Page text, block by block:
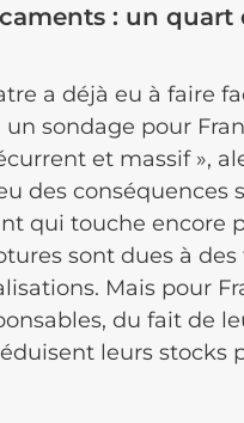
: un quart
a déjà eu à faire
sondage pour
et massif »,
des
qui touche encore
sont dues à
Mais pour
du fait de
leurs